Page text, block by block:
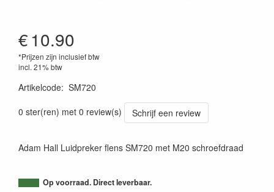
€10.90
*Prijzen zijn inclusief btw
incl. 21% btw
Artikelcode: SM720
0 ster(ren) met 0 review(s)
Schrijf een review
Adam Hall Luidpreker flens SM720 met M20 schroefdraad
Op voorraad. Direct leverbaar.